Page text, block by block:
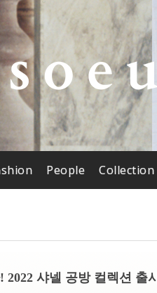
People Collection
2022 샤넬 공방 컬렉션 출